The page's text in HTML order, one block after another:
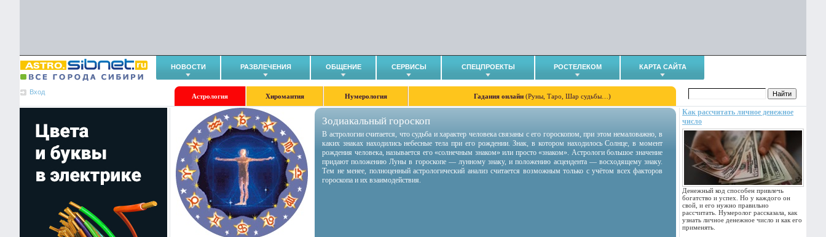
НОВОСТИ РАЗВЛЕЧЕНИЯ ОБЩЕНИЕ СЕРВИСЫ СПЕЦПРОЕКТЫ РОСТЕЛЕКОМ КАРТА САЙТА
Вход
Астрология Хиромантия Нумерология Гадания онлайн (Руны, Таро, Шар судьбы…)
Как рассчитать личное денежное
число
Денежный код способен привлечь
богатство и успех. Но у каждого он
свой, и его нужно правильно
рассчитать. Нумеролог рассказала, как
узнать личное денежное число и как его
применять.
Зодиакальный гороскоп
В астрологии считается, что судьба и характер человека связаны с его гороскопом, при этом немаловажно, в
каких знаках находились небесные тела при его рождении. Знак, в котором находилось Солнце, в момент
рождения человека, называется его «солнечным знаком» или просто «знаком». Астрологи большое значение
придают положению Луны в гороскопе — лунному знаку, и положению асцендента — восходящему знаку.
Тем не менее, полноценный астрологический анализ считается возможным только с учётом всех факторов
гороскопа и их взаимодействия.